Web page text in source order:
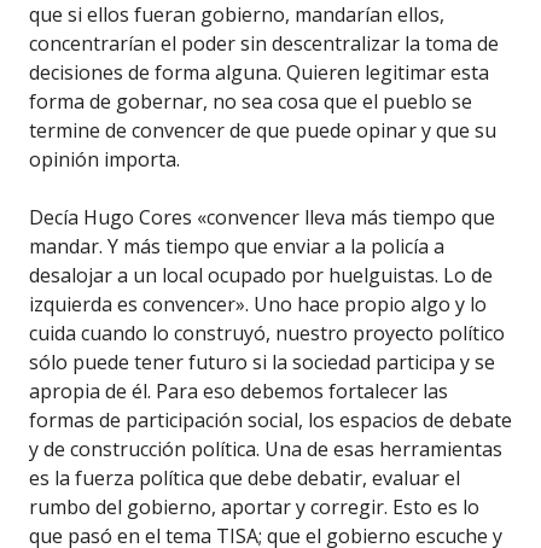
que si ellos fueran gobierno, mandarían ellos,
concentrarían el poder sin descentralizar la toma de
decisiones de forma alguna. Quieren legitimar esta
forma de gobernar, no sea cosa que el pueblo se
termine de convencer de que puede opinar y que su
opinión importa.
Decía Hugo Cores «convencer lleva más tiempo que
mandar. Y más tiempo que enviar a la policía a
desalojar a un local ocupado por huelguistas. Lo de
izquierda es convencer». Uno hace propio algo y lo
cuida cuando lo construyó, nuestro proyecto político
sólo puede tener futuro si la sociedad participa y se
apropia de él. Para eso debemos fortalecer las
formas de participación social, los espacios de debate
y de construcción política. Una de esas herramientas
es la fuerza política que debe debatir, evaluar el
rumbo del gobierno, aportar y corregir. Esto es lo
que pasó en el tema TISA; que el gobierno escuche y